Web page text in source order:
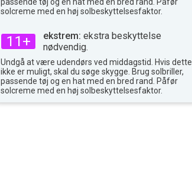
solcreme med en høj solbeskyttelsesfaktor.
11+ ekstrem: ekstra beskyttelse
nødvendig.
Undgå at være udendørs ved middagstid. Hvis dette
ikke er muligt, skal du søge skygge. Brug solbriller,
passende tøj og en hat med en bred rand. Påfør
solcreme med en høj solbeskyttelsesfaktor.